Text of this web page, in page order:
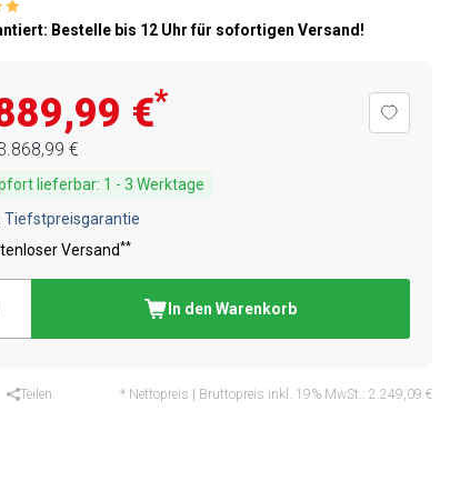
Bestelle bis 12 Uhr für sofortigen Versand!
€*
€
lieferbar: 1 - 3 Werktage
Tiefstpreisgarantie
Versand**
In den Warenkorb
Teilen * Nettopreis | Bruttopreis inkl. 19% MwSt.: 2.249,09 €